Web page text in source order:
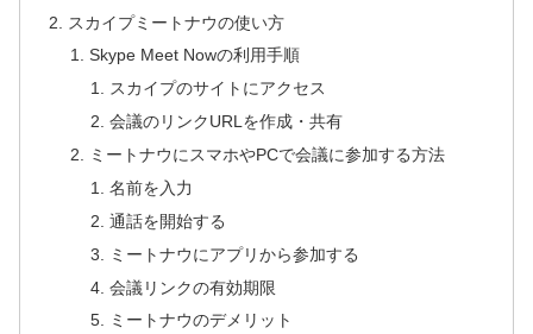
スカイプミートナウの使い方
Skype Meet Nowの利用手順
スカイプのサイトにアクセス
会議のリンクURLを作成・共有
ミートナウにスマホやPCで会議に参加する方法
名前を入力
通話を開始する
ミートナウにアプリから参加する
会議リンクの有効期限
ミートナウのデメリット